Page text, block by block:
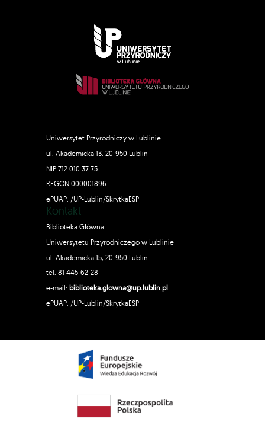
Uniwersytet Przyrodniczy w Lublinie
ul. Akademicka 13, 20-950 Lublin
NIP 712 010 37 75
REGON 000001896
ePUAP: /UP-Lublin/SkrytkaESP
Kontakt
Biblioteka Główna
Uniwersytetu Przyrodniczego w Lublinie
ul. Akademicka 15, 20-950 Lublin
tel. 81 445-62-28
e-mail: biblioteka.glowna@up.lublin.pl
ePUAP: /UP-Lublin/SkrytkaESP